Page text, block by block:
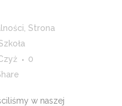
Strona
0
w naszej